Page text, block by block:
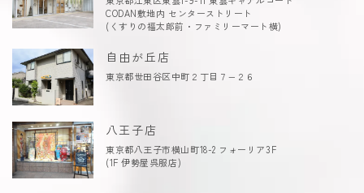
CODAN敷地内 センターストリート
(くすりの福太郎前・ファミリーマート横)
自由が丘店
東京都世田谷区中町２丁目７−２６
八王子店
東京都八王子市横山町18-2 フォーリア3F
(1F 伊勢屋呉服店)